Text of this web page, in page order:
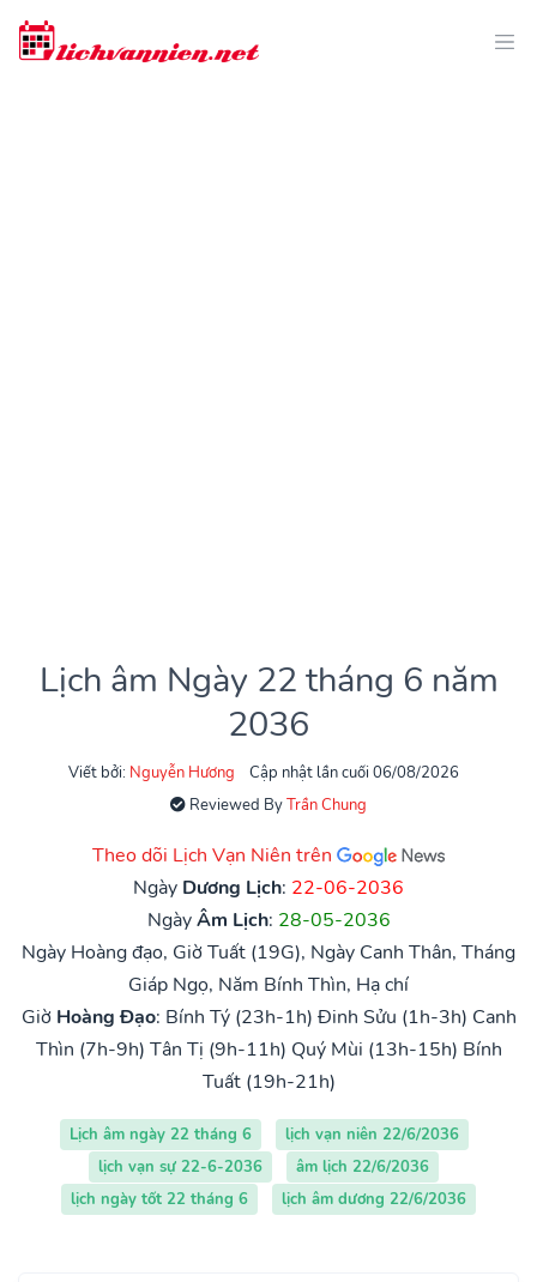
Lịch âm Ngày 22 tháng 6 năm
2036
Viết bởi: Nguyễn Hương
Cập nhật lần cuối 06/08/2026
Reviewed ByTrần Chung
Theo dõi Lịch Vạn Niên trên
Ngày Dương Lịch: 22-06-2036
NgàyÂm Lịch: 28-05-2036
Ngày Hoàng đạo, Giờ Tuất (19G), Ngày Canh Thân, Tháng
Giáp Ngọ, Năm Bính Thìn, Hạ chí
Giờ Hoàng Đạo: Bính Tý (23h-1h) Đinh Sửu (1h-3h) Canh
Thìn (7h-9h) Tân Tị (9h-11h) Quý Mùi (13h-15h) Bính
Tuất (19h-21h)
Lịch âm ngày 22 tháng 6
lịch vạn niên 22/6/2036
lịch vạn sự 22-6-2036
âm lịch 22/6/2036
lịch ngày tốt 22 tháng 6
lịch âm dương 22/6/2036